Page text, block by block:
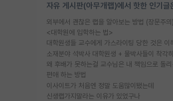
자유 게시판(아무개랩)에서 핫한 인기글
외부에서 괜찮은 랩을 알아보는 방법 (장문주의)
<대학원에 입학하는 법>
소재분야 석박사 대학원생 + 물박사들이 착각
편애 하는 방법
이사이트가 처음엔 정말 도움많이됐는데
신생랩가지말라는 이유가 있었구나